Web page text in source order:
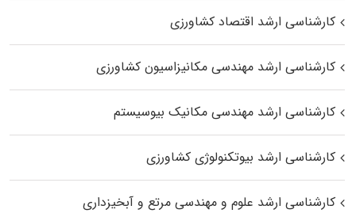
کارشناسی ارشد اقتصاد کشاورزی
کارشناسی ارشد مهندسی مکانیزاسیون کشاورزی
کارشناسی ارشد مهندسی مکانیک بیوسیستم
کارشناسی ارشد بیوتکنولوژی کشاورزی
کارشناسی ارشد علوم و مهندسی مرتع و آبخیزداری